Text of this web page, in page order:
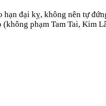
hạn đại kỵ, không nên tự
phạm Tam Tai, Kim